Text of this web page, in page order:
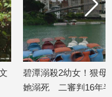
碧潭溺殺2幼女！狠母
她溺死 二審判16年半